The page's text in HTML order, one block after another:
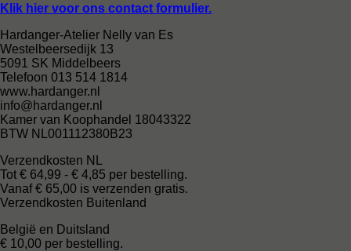
Klik hier voor ons contact formulier.
Hardanger-Atelier Nelly van Es
Westelbeersedijk 13
5091 SK Middelbeers
Telefoon 013 514 1814
www.hardanger.nl
info@hardanger.nl
Kamer van Koophandel 18043322
BTW NL001112380B23
Verzendkosten NL
Tot € 64,99 - € 4,85 per bestelling.
Vanaf € 65,00 is verzenden gratis.
Verzendkosten Buitenland
België en Duitsland
€ 10,00 per bestelling.